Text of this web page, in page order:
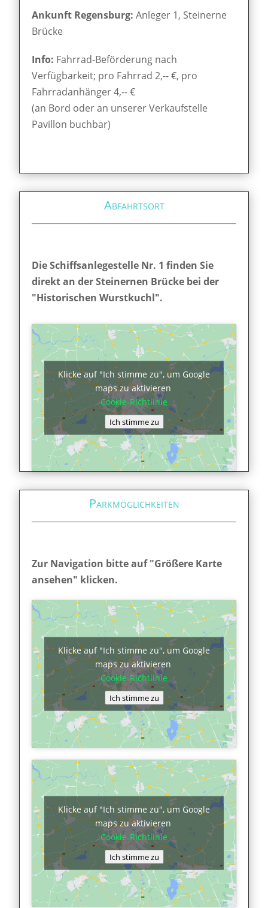
Ankunft Regensburg: Anleger 1, Steinerne
Brücke
Info: Fahrrad-Beförderung nach
Verfügbarkeit; pro Fahrrad 2,-- €, pro
Fahrradanhänger 4,-- €
(an Bord oder an unserer Verkaufstelle
Pavillon buchbar)
Abfahrtsort
Die Schiffsanlegestelle Nr. 1 finden Sie
direkt an der Steinernen Brücke bei der
"Historischen Wurstkuchl".
Klicke auf "Ich stimme zu", um Google
maps zu aktivieren
Cookie-Richtlinie
Ich stimme zu
Parkmöglichkeiten
Zur Navigation bitte auf "Größere Karte
ansehen" klicken.
Klicke auf "Ich stimme zu", um Google
maps zu aktivieren
Cookie-Richtlinie
Ich stimme zu
Klicke auf "Ich stimme zu", um Google
maps zu aktivieren
Cookie-Richtlinie
Ich stimme zu